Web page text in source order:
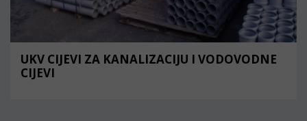
UKV CIJEVI ZA KANALIZACIJU I VODOVODNE
CIJEVI